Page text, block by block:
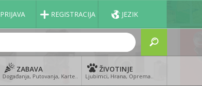
PRIJAVA REGISTRACIJA JEZIK
ZABAVA
Događanja, Putovanja, Karte..
ŽIVOTINJE
Ljubimci, Hrana, Oprema..